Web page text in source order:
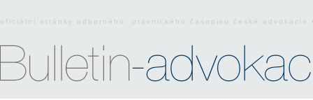
oficiální stránky odborného právnického časopisu české